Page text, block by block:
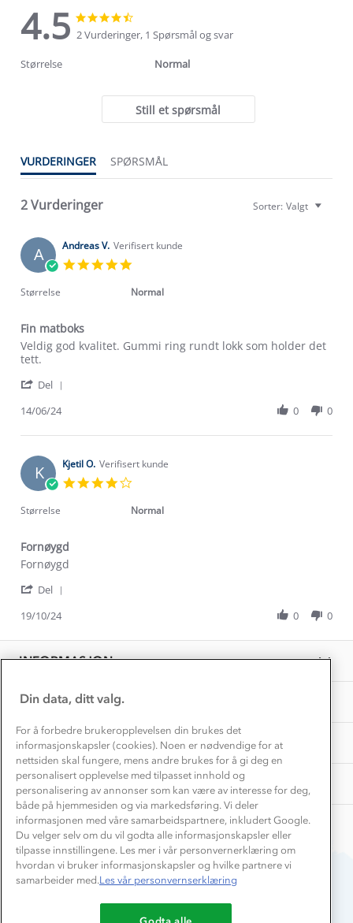
4.5
4.5
star
rating
star
rating
2 Vurderinger, 1 Spørsmål og svar
Størrelse Normal
Still et spørsmål
VURDERINGER SPØRSMÅL
2 Vurderinger Sorter: Valgt
A Andreas V. Verifisert kunde
rating
Størrelse Normal
Fin matboks
Review
by
V.
14
2024
review
stating
matboks
Veldig god kvalitet. Gummi ring rundt lokk som holder det
tett.
Del
Andreas
on
14
Jun
14/06/24 0 0
K Kjetil O. Verifisert kunde
rating
Størrelse Normal
Fornøygd
Review
Kjetil
on
Oct
2024
review
Fornøygd
Fornøygd
Del
Kjetil
O.
Oct
2024
19/10/24 0 0
INFORMASJON
Kundeservice
Kontakt oss
Konkurransevinnere
Kundeklubb
Våre butikker
Bedrift, barnehage og SFO
Presse
OM OSS
Klima og miljø
Etisk handel
Inkludering
Materialer
Personvern
Samarbeide med oss?
TIPS OG RÅD
Alt du trenger til Norgesferien
Dette trenger du til barnehagen
Gravidklær
Hvordan velge riktig turtøy?
Store størrelser
Turmat oppskrifter
Beredskap
AKTIVITETER
Få turinspirasjon og tips her⛰
Overnatte utendørs⛺
Leirskole 🥾
Barnehageansatt
Tips til hyttetur
Du betaler enkelt med
Din data, ditt valg.
For å forbedre brukeropplevelsen din brukes det
informasjonskapsler (cookies). Noen er nødvendige for at
nettsiden skal fungere, mens andre brukes for å gi deg en
personalisert opplevelse med tilpasset innhold og
personalisering av annonser som kan være av interesse for deg,
både på hjemmesiden og via markedsføring. Vi deler
informasjonen med våre samarbeidspartnere, inkludert Google.
Du velger selv om du vil godta alle informasjonskapsler eller
tilpasse innstillingene. Les mer i vår personvernerklæring om
hvordan vi bruker informasjonskapsler og hvilke partnere vi
samarbeider med.Les vår personvernserklæring